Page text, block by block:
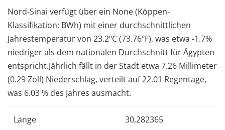
Nord-Sinai verfügt über ein None (Köppen-
Klassifikation: BWh) mit einer durchschnittlichen
Jahrestemperatur von 23.2ºC (73.76ºF), was etwa -1.7%
niedriger als dem nationalen Durchschnitt für Ägypten
entspricht.Jährlich fällt in der Stadt etwa 7.26 Millimeter
(0.29 Zoll) Niederschlag, verteilt auf 22.01 Regentage,
was 6.03 % des Jahres ausmacht.
Länge 30,282365